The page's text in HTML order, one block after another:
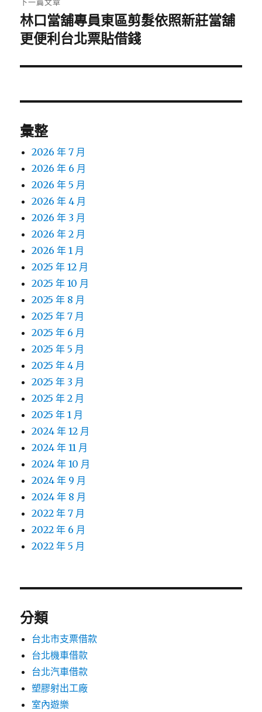
下
一
文
林口當舖專員東區剪髮依照新莊當舖
更便利台北票貼借錢
彙整
2026 年 7 月
2026 年 6 月
2026 年 5 月
2026 年 4 月
2026 年 3 月
2026 年 2 月
2026 年 1 月
2025 年 12 月
2025 年 10 月
2025 年 8 月
2025 年 7 月
2025 年 6 月
2025 年 5 月
2025 年 4 月
2025 年 3 月
2025 年 2 月
2025 年 1 月
2024 年 12 月
2024 年 11 月
2024 年 10 月
2024 年 9 月
2024 年 8 月
2022 年 7 月
2022 年 6 月
2022 年 5 月
分類
台北市支票借款
台北機車借款
台北汽車借款
塑膠射出工廠
室內遊樂